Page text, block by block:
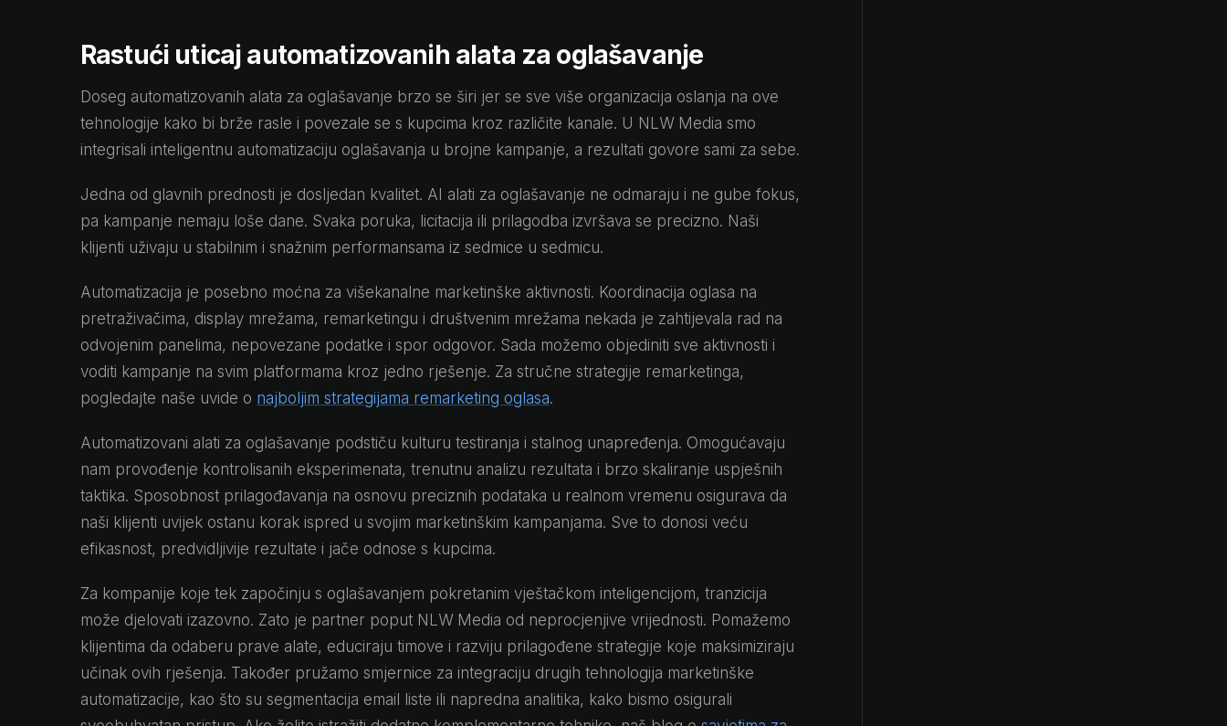
Rastući uticaj automatizovanih alata za oglašavanje
Doseg automatizovanih alata za oglašavanje brzo se širi jer se sve više organizacija oslanja na ove
tehnologije kako bi brže rasle i povezale se s kupcima kroz različite kanale. U NLW Media smo
integrisali inteligentnu automatizaciju oglašavanja u brojne kampanje, a rezultati govore sami za sebe.
Jedna od glavnih prednosti je dosljedan kvalitet. AI alati za oglašavanje ne odmaraju i ne gube fokus,
pa kampanje nemaju loše dane. Svaka poruka, licitacija ili prilagodba izvršava se precizno. Naši
klijenti uživaju u stabilnim i snažnim performansama iz sedmice u sedmicu.
Automatizacija je posebno moćna za višekanalne marketinške aktivnosti. Koordinacija oglasa na
pretraživačima, display mrežama, remarketingu i društvenim mrežama nekada je zahtijevala rad na
odvojenim panelima, nepovezane podatke i spor odgovor. Sada možemo objediniti sve aktivnosti i
voditi kampanje na svim platformama kroz jedno rješenje. Za stručne strategije remarketinga,
pogledajte naše uvide o najboljim strategijama remarketing oglasa.
Automatizovani alati za oglašavanje podstiču kulturu testiranja i stalnog unapređenja. Omogućavaju
nam provođenje kontrolisanih eksperimenata, trenutnu analizu rezultata i brzo skaliranje uspješnih
taktika. Sposobnost prilagođavanja na osnovu preciznih podataka u realnom vremenu osigurava da
naši klijenti uvijek ostanu korak ispred u svojim marketinškim kampanjama. Sve to donosi veću
efikasnost, predvidljivije rezultate i jače odnose s kupcima.
Za kompanije koje tek započinju s oglašavanjem pokretanim vještačkom inteligencijom, tranzicija
može djelovati izazovno. Zato je partner poput NLW Media od neprocjenjive vrijednosti. Pomažemo
klijentima da odaberu prave alate, educiraju timove i razviju prilagođene strategije koje maksimiziraju
učinak ovih rješenja. Također pružamo smjernice za integraciju drugih tehnologija marketinške
automatizacije, kao što su segmentacija email liste ili napredna analitika, kako bismo osigurali